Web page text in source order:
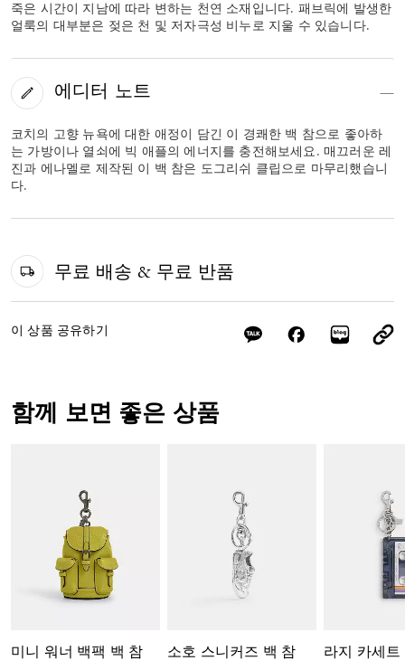
죽은 시간이 지남에 따라 변하는 천연 소재입니다. 패브릭에 발생한
얼룩의 대부분은 젖은 천 및 저자극성 비누로 지울 수 있습니다.
에디터 노트
코치의 고향 뉴욕에 대한 애정이 담긴 이 경쾌한 백 참으로 좋아하
는 가방이나 열쇠에 빅 애플의 에너지를 충전해보세요. 매끄러운 레
진과 에나멜로 제작된 이 백 참은 도그리쉬 클립으로 마무리했습니
다.
무료 배송 & 무료 반품
이 상품 공유하기
함께 보면 좋은 상품
미니 워너 백팩 백 참 소호 스니커즈 백 참 라지 카세트